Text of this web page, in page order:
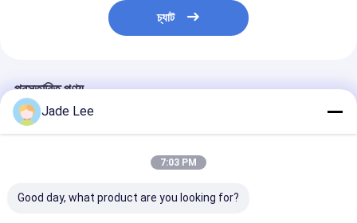
প্রবেশদ্বার হ্যান্ডলেসেট
চ্যাট
প্রস্তাবিত পণ্য
Jade Lee
7:03 PM
Good day, what product are you looking for?